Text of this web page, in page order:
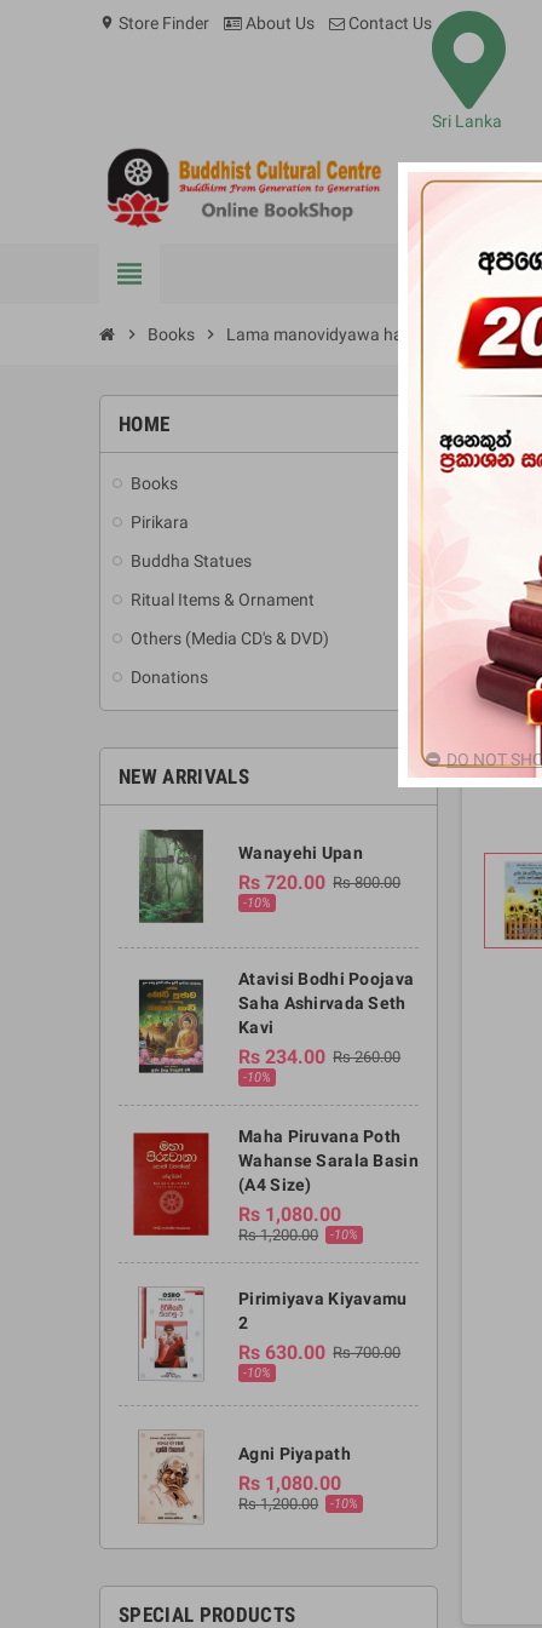
location_on Store Finder About Us Contact Us
Sri Lanka
view_headline BOOKS
chevron_right Books chevron_right Lama manovidyawa ha lama arakshaka
HOME
Books
Pirikara
Buddha Statues
Ritual Items & Ornament
Others (Media CD's & DVD)
Donations
NEW ARRIVALS
Wanayehi Upan
Rs 720.00 Rs 800.00
-10%
Atavisi Bodhi Poojava
Saha Ashirvada Seth
Kavi
Rs 234.00 Rs 260.00
-10%
Maha Piruvana Poth
Wahanse Sarala Basin
(A4 Size)
Rs 1,080.00
Rs 1,200.00 -10%
Pirimiyava Kiyavamu
2
Rs 630.00 Rs 700.00
-10%
Agni Piyapath
Rs 1,080.00
Rs 1,200.00 -10%
SPECIAL PRODUCTS
-10%
DO NOT